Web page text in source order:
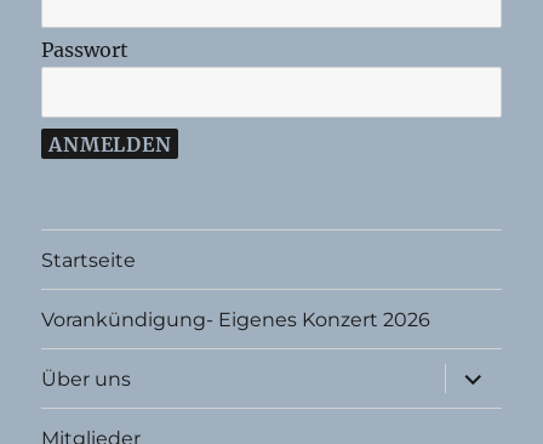
Passwort
Startseite
Vorankündigung- Eigenes Konzert 2026
Über uns
öffnen
Mitglieder